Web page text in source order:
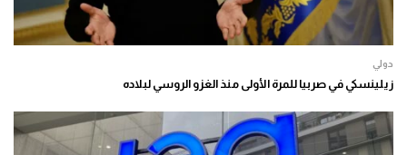
دولي
زيلينسكي في صربيا للمرة الأولى منذ الغزو الروسي لبلاده